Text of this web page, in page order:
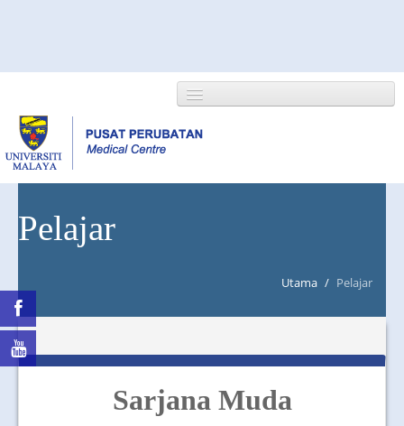
NEWS/EVENTS
DEPARTMENT
JOIN US
Pelajar
Utama / Pelajar
Sarjana Muda